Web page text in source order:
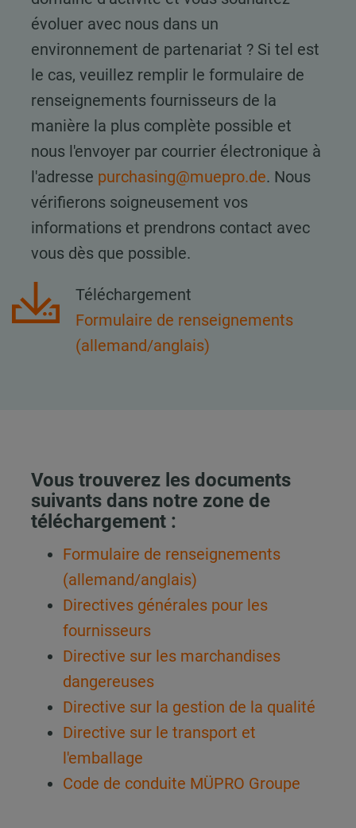
évoluer avec nous dans un
environnement de partenariat ? Si tel est
le cas, veuillez remplir le formulaire de
renseignements fournisseurs de la
manière la plus complète possible et
nous l'envoyer par courrier électronique à
l'adresse purchasing@muepro.de. Nous
vérifierons soigneusement vos
informations et prendrons contact avec
vous dès que possible.
Téléchargement
Formulaire de renseignements
(allemand/anglais)
Vous trouverez les documents
suivants dans notre zone de
téléchargement :
Formulaire de renseignements
(allemand/anglais)
Directives générales pour les
fournisseurs
Directive sur les marchandises
dangereuses
Directive sur la gestion de la qualité
Directive sur le transport et
l'emballage
Code de conduite MÜPRO Groupe